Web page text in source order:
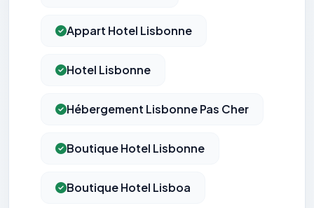
Appart Hotel Lisbonne
Hotel Lisbonne
Hébergement Lisbonne Pas Cher
Boutique Hotel Lisbonne
Boutique Hotel Lisboa